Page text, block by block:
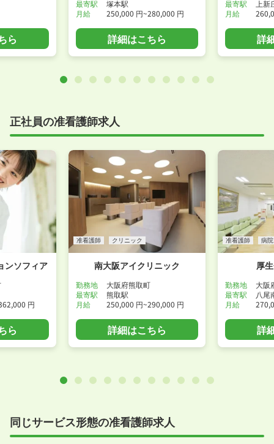
ら
最寄駅
塚本駅
月給
250,000 円~280,000 円
詳細はこちら
最寄駅
上新
月給
詳
正社員の准看護師求人
ンソフィア
円
ら
准看護師 クリニック
南大阪アイクリニック
勤務地
大阪府熊取町
最寄駅
熊取駅
月給
250,000 円~290,000 円
詳細はこちら
准看護師 病院
厚
勤務地
大阪
最寄駅
八尾
月給
詳
同じサービス形態の准看護師求人